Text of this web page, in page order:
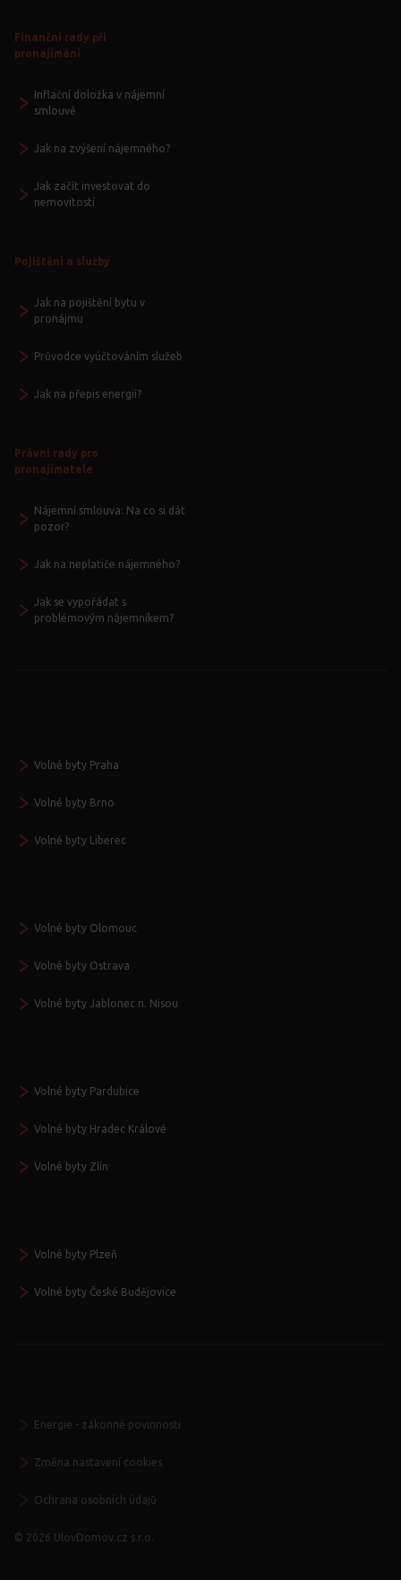
Finanční rady při
pronajímání
Inflační doložka v nájemní
smlouvě
Jak na zvýšení nájemného?
Jak začít investovat do
nemovitostí
Pojištění a služby
Jak na pojištění bytu v
pronájmu
Průvodce vyúčtováním služeb
Jak na přepis energií?
Právní rady pro
pronajímatele
Nájemní smlouva: Na co si dát
pozor?
Jak na neplatiče nájemného?
Jak se vypořádat s
problémovým nájemníkem?
Volné byty Praha
Volné byty Brno
Volné byty Liberec
Volné byty Olomouc
Volné byty Ostrava
Volné byty Jablonec n. Nisou
Volné byty Pardubice
Volné byty Hradec Králové
Volné byty Zlín
Volné byty Plzeň
Volné byty České Budějovice
Energie - zákonné povinnosti
Změna nastavení cookies
Ochrana osobních údajů
© 2026 UlovDomov.cz s.r.o.